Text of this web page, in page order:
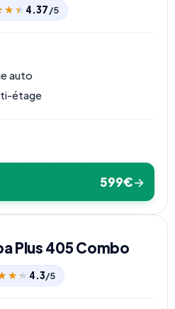
4.37/5
auto
étage
599€→
Plus 405 Combo
4.3/5